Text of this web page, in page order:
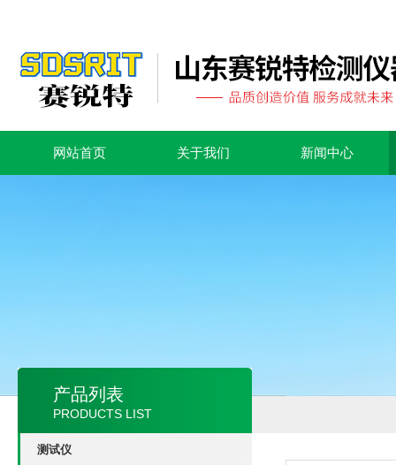
网站首页 关于我们 新闻中心
产品列表
PRODUCTS LIST
测试仪